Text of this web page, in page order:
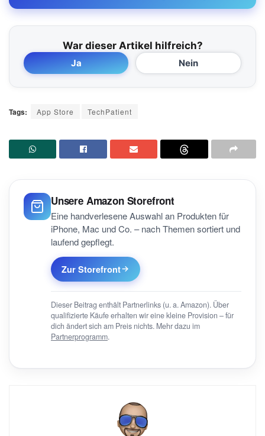
War dieser Artikel hilfreich?
Ja Nein
Tags: App Store TechPatient
Unsere Amazon Storefront
Eine handverlesene Auswahl an Produkten für
iPhone, Mac und Co. – nach Themen sortiert und
laufend gepflegt.
Zur Storefront
Dieser Beitrag enthält Partnerlinks (u. a. Amazon). Über
qualifizierte Käufe erhalten wir eine kleine Provision – für
dich ändert sich am Preis nichts. Mehr dazu im
Partnerprogramm.